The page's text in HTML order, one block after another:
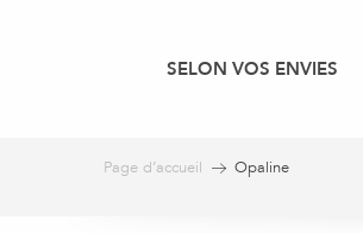
SELON VOS ENVIES
Page d’accueil Opaline